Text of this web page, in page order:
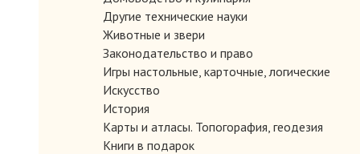
Другие технические науки
Животные и звери
Законодательство и право
Игры настольные, карточные, логические
Искусство
История
Карты и атласы. Топогорафия, геодезия
Книги в подарок